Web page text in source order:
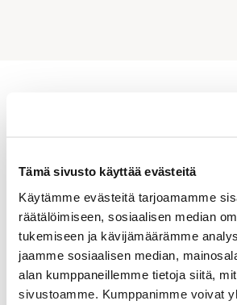
Tämä sivusto käyttää evästeitä
Käytämme evästeitä tarjoamamme
räätälöimiseen, sosiaalisen median
tukemiseen ja kävijämäärämme
jaamme sosiaalisen median,
alan kumppaneillemme tietoja siitä,
sivustoamme. Kumppanimme voivat